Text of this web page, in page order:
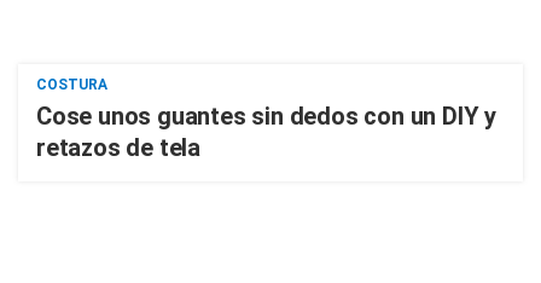
COSTURA
Cose unos guantes sin dedos con un DIY y
retazos de tela